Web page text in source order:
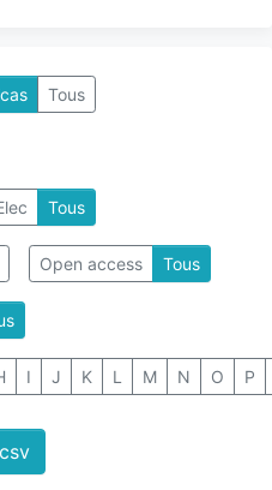
Tous
Tous
Open access Tous
I J K L M N O P